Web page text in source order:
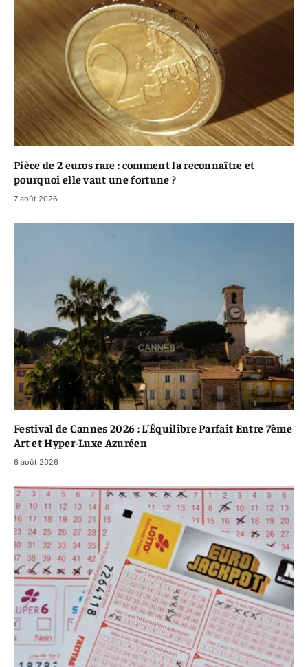
Pièce de 2 euros rare : comment la reconnaître et
pourquoi elle vaut une fortune ?
7 août 2026
Festival de Cannes 2026 : L’Équilibre Parfait Entre 7ème
Art et Hyper-Luxe Azuréen
6 août 2026